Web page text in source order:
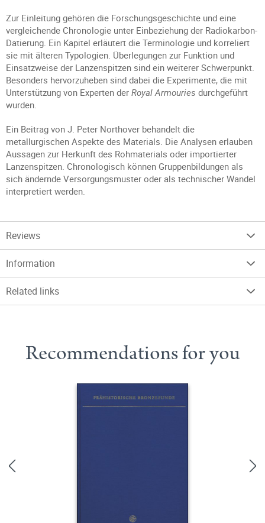
Zur Einleitung gehören die Forschungsgeschichte und eine
vergleichende Chronologie unter Einbeziehung der Radiokarbon-
Datierung. Ein Kapitel erläutert die Terminologie und korreliert
sie mit älteren Typologien. Überlegungen zur Funktion und
Einsatzweise der Lanzenspitzen sind ein weiterer Schwerpunkt.
Besonders hervorzuheben sind dabei die Experimente, die mit
Unterstützung von Experten der Royal Armouries durchgeführt
wurden.
Ein Beitrag von J. Peter Northover behandelt die
metallurgischen Aspekte des Materials. Die Analysen erlauben
Aussagen zur Herkunft des Rohmaterials oder importierter
Lanzenspitzen. Chronologisch können Gruppenbildungen als
sich ändernde Versorgungsmuster oder als technischer Wandel
interpretiert werden.
Reviews
Information
Related links
Recommendations for you